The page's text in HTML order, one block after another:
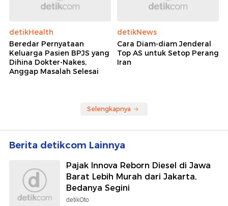
detikHealth
Beredar Pernyataan
Keluarga Pasien BPJS yang
Dihina Dokter-Nakes,
Anggap Masalah Selesai
detikNews
Cara Diam-diam Jenderal
Top AS untuk Setop Perang
Iran
Selengkapnya
Berita detikcom Lainnya
Pajak Innova Reborn Diesel di Jawa
Barat Lebih Murah dari Jakarta,
Bedanya Segini
detikOto